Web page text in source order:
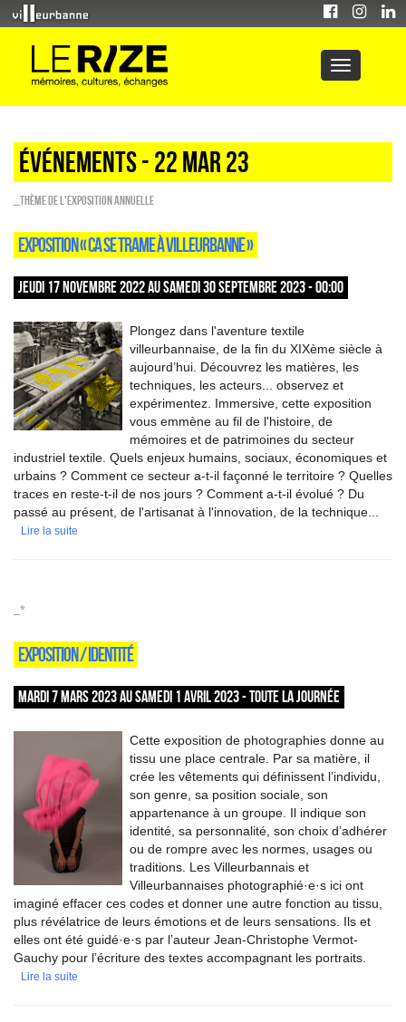
Événements - 22 Mar 23
_Thème de l'exposition annuelle
EXPOSITION « CA SE TRAME À VILLEURBANNE »
JEUDI 17 NOVEMBRE 2022 AU SAMEDI 30 SEPTEMBRE 2023 - 00:00
Plongez dans l'aventure textile
villeurbannaise, de la fin du XIXème siècle à
aujourd’hui. Découvrez les matières, les
techniques, les acteurs... observez et
expérimentez. Immersive, cette exposition
vous emmène au fil de l'histoire, de
mémoires et de patrimoines du secteur
industriel textile. Quels enjeux humains, sociaux, économiques et
urbains ? Comment ce secteur a-t-il façonné le territoire ? Quelles
traces en reste-t-il de nos jours ? Comment a-t-il évolué ? Du
passé au présent, de l'artisanat à l'innovation, de la technique...
Lire la suite
_*
EXPOSITION / IDENTITÉ
MARDI 7 MARS 2023 AU SAMEDI 1 AVRIL 2023 - TOUTE LA JOURNÉE
Cette exposition de photographies donne au
tissu une place centrale. Par sa matière, il
crée les vêtements qui définissent l’individu,
son genre, sa position sociale, son
appartenance à un groupe. Il indique son
identité, sa personnalité, son choix d’adhérer
ou de rompre avec les normes, usages ou
traditions. Les Villeurbannais et
Villeurbannaises photographié·e·s ici ont
imaginé effacer ces codes et donner une autre fonction au tissu,
plus révélatrice de leurs émotions et de leurs sensations. Ils et
elles ont été guidé·e·s par l’auteur Jean-Christophe Vermot-
Gauchy pour l’écriture des textes accompagnant les portraits.
Lire la suite